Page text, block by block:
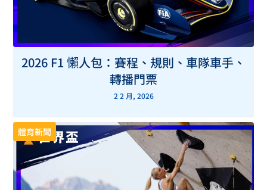
2026 F1 懶人包：賽程、規則、車隊車手、
轉播門票
2 2 月, 2026
體育新聞